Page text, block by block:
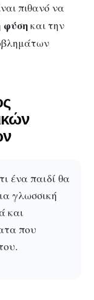
πιθανό να
φύσηκαι την
ένα παιδί θα
γλωσσική
και
που